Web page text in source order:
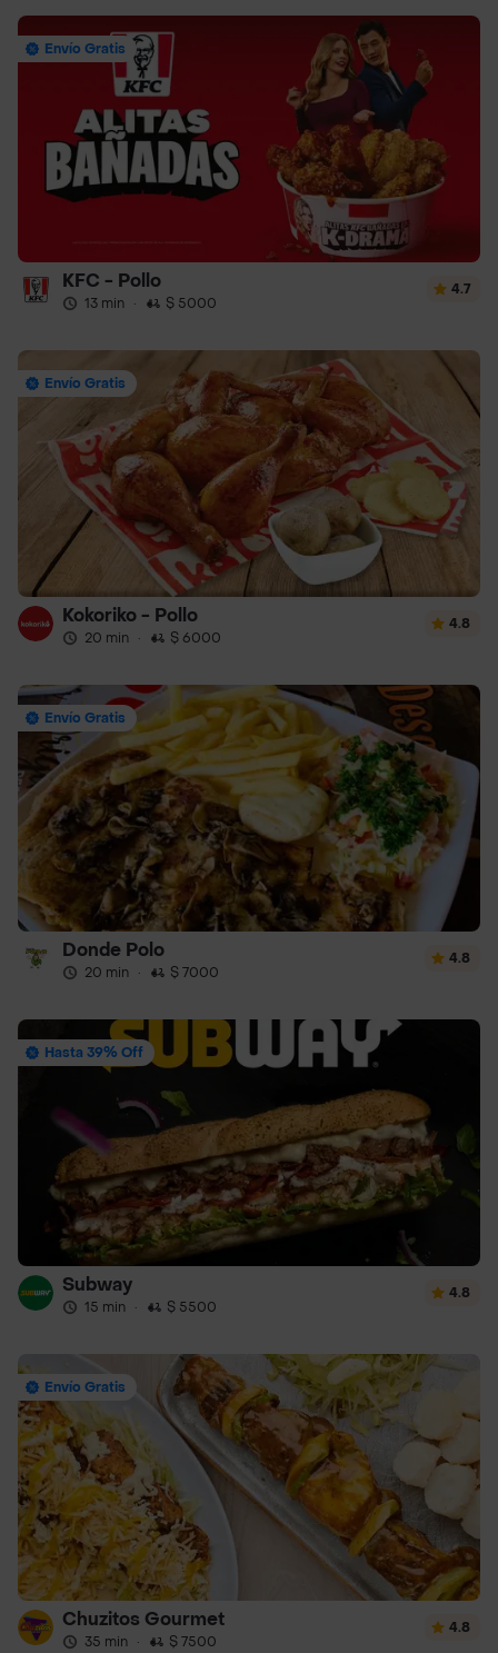
Envío Gratis
KFC - Pollo
13 min · $ 5000
4.7
Envío Gratis
Kokoriko - Pollo
20 min · $ 6000
4.8
Envío Gratis
Donde Polo
20 min · $ 7000
4.8
Hasta 39% Off
Subway
15 min · $ 5500
4.8
Envío Gratis
Chuzitos Gourmet
35 min · $ 7500
4.8